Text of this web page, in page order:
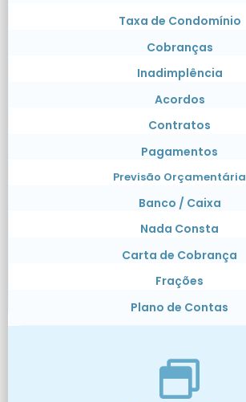
Taxa de Condomínio
Cobranças
Inadimplência
Acordos
Contratos
Pagamentos
Previsão Orçamentária
Banco / Caixa
Nada Consta
Carta de Cobrança
Frações
Plano de Contas